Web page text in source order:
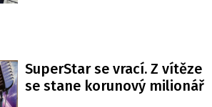
SuperStar se vrací. Z vítěze
se stane korunový milionář